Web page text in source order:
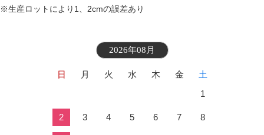
※生産ロットにより1、2cmの誤差あり
2026年08月
日 月 火 水 木 金
土
1
2 3 4 5 6 7 8